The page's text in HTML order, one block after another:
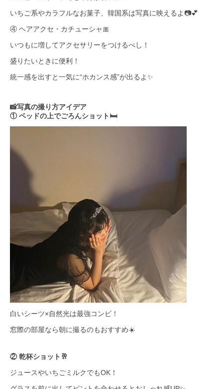
いちご系やカラフルなお菓子、韓国系は写真に映えるよ📷💕
④ ヘアアクセ・カチューシャ🎀
いつもに増してアクセサリーをつけるべし！
盛りたいときに便利！
統一感を出すと一気に“ホカンス感”が出るよ✨
📸写真の撮り方アイデア
① ベッドの上でごろんショット🛏️
白いシーツ×自然光は最強コンビ！
窓際の部屋なら朝に撮るのもおすすめ☀️
② 乾杯ショット🥂
ジュースやいちごミルクでもOK！